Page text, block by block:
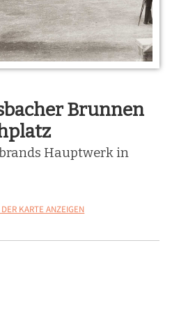
Brunnen
Hauptwerk in
KARTE ANZEIGEN